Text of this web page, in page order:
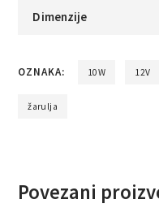
Dimenzije
OZNAKA: 10W 12V
žarulja
Povezani